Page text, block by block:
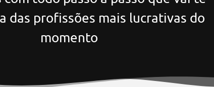
das profissões mais lucrativas do
momento